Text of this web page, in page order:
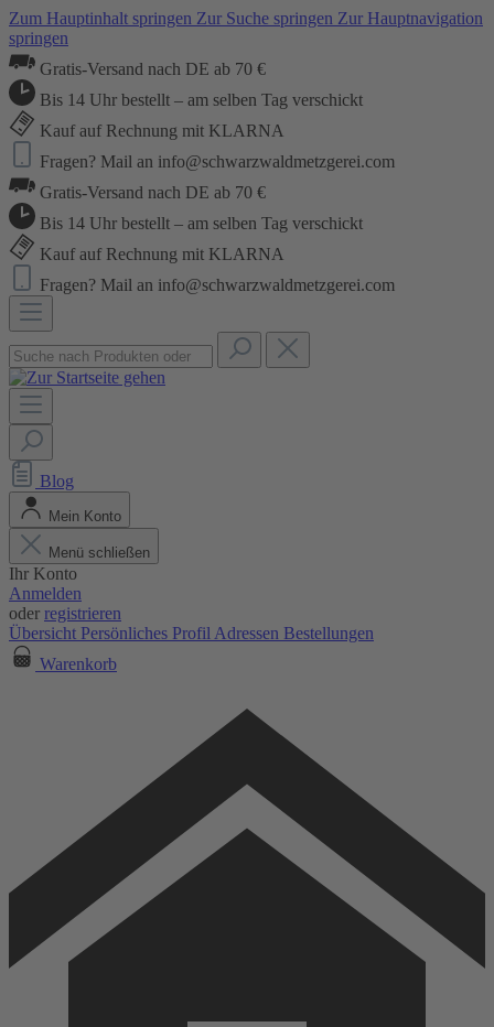
Zum Hauptinhalt springen Zur Suche springen Zur Hauptnavigation
springen
Gratis-Versand nach DE ab 70 €
Bis 14 Uhr bestellt – am selben Tag verschickt
Kauf auf Rechnung mit KLARNA
Fragen? Mail an info@schwarzwaldmetzgerei.com
Gratis-Versand nach DE ab 70 €
Bis 14 Uhr bestellt – am selben Tag verschickt
Kauf auf Rechnung mit KLARNA
Fragen? Mail an info@schwarzwaldmetzgerei.com
Blog
Mein Konto
Menü schließen
Ihr Konto
Anmelden
oder registrieren
Übersicht Persönliches Profil Adressen Bestellungen
Warenkorb